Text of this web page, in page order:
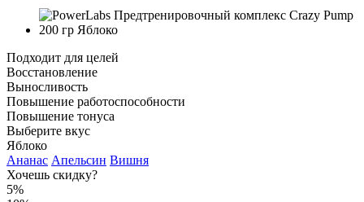
Подходит для целей
Восстановление
Выносливость
Повышение работоспособности
Повышение тонуса
Выберите вкус
Яблоко
Ананас Апельсин Вишня
Хочешь скидку?
5%